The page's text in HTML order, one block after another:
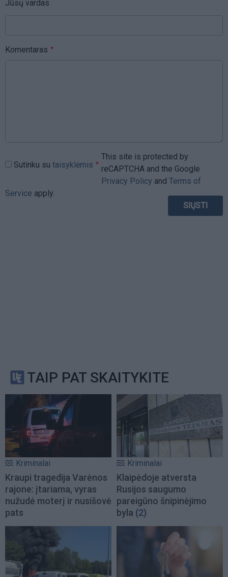
Jūsų vardas
Komentaras
Sutinku su taisyklėmis
This site is protected by
reCAPTCHA and the Google
Privacy Policy and Terms of
Service apply.
TAIP PAT SKAITYKITE
Kriminalai
Kraupi tragedija Varėnos
rajone: įtariama, vyras
nužudė moterį ir nusišovė
pats
Kriminalai
Klaipėdoje atversta
Rusijos saugumo
pareigūno šnipinėjimo
byla (2)